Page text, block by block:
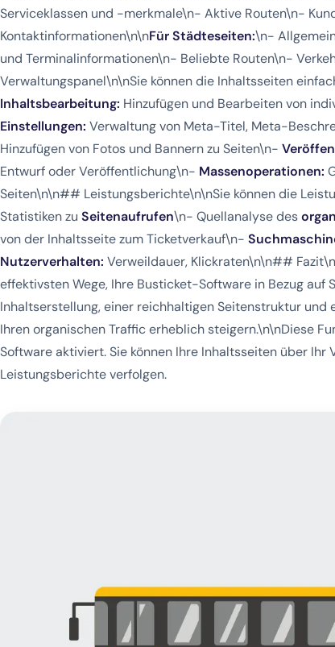
Serviceklassen und -merkmale\n- Aktive Routen\n-
Kontaktinformationen\n\nFür Städteseiten:\n-
und Terminalinformationen\n- Beliebte Routen\n-
Verwaltungspanel\n\nSie können die Inhaltsseiten
Inhaltsbearbeitung: Hinzufügen und Bearbeiten von
Einstellungen: Verwaltung von Meta-Titel, Meta-
Hinzufügen von Fotos und Bannern zu Seiten\n-
Entwurf oder Veröffentlichung\n- Massenoperationen:
Seiten\n\n## Leistungsberichte\n\nSie können die
Statistiken zu Seitenaufrufen\n- Quellanalyse des
von der Inhaltsseite zum Ticketverkauf\n-
Nutzerverhalten: Verweildauer, Klickraten\n\n##
effektivsten Wege, Ihre Busticket-Software in Bezug auf
Inhaltserstellung, einer reichhaltigen Seitenstruktur und
Ihren organischen Traffic erheblich steigern.\n\nDiese
Software aktiviert. Sie können Ihre Inhaltsseiten über
Leistungsberichte verfolgen.